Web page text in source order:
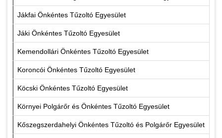
Jákfai Önkéntes Tűzoltó Egyesület
Jáki Önkéntes Tűzoltó Egyesület
Kemendollári Önkéntes Tűzoltó Egyesület
Koroncói Önkéntes Tűzoltó Egyesület
Köcski Önkéntes Tűzoltó Egyesület
Környei Polgárőr és Önkéntes Tűzoltó Egyesület
Kőszegszerdahelyi Önkéntes Tűzoltó és Polgárőr Egyesület